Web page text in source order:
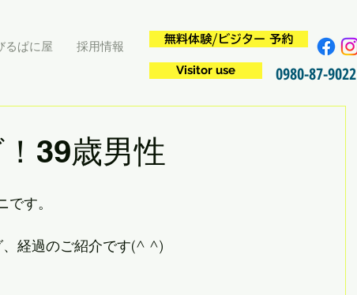
るぱに屋 採用情報 無料体験/ビジター 予約
Visitor use 0980-87-9022
39歳男性
す。
経過のご紹介です(^ ^)